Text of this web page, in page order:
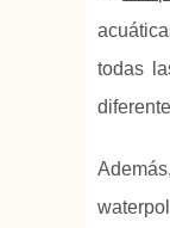
todas